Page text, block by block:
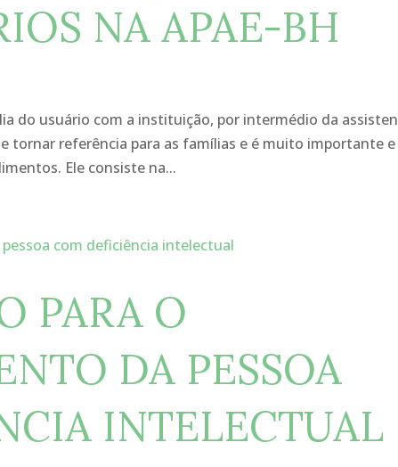
NA APAE-BH
do usuário com a instituição, por intermédio da
tornar referência para as famílias e é muito importante e
Ele consiste na...
PARA O
DA PESSOA
INTELECTUAL